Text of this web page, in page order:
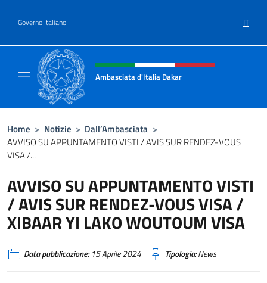
Governo Italiano IT
Intestazione sito, social e menù
Ambasciata d'Italia Dakar
Home > Notizie > Dall’Ambasciata >
AVVISO SU APPUNTAMENTO VISTI / AVIS SUR RENDEZ-VOUS
VISA /...
AVVISO SU APPUNTAMENTO VISTI
/ AVIS SUR RENDEZ-VOUS VISA /
XIBAAR YI LAKO WOUTOUM VISA
Data pubblicazione:15 Aprile 2024 Tipologia:News